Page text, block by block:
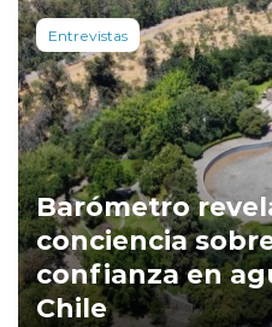
Entrevistas
Barómetro
conciencia
confianza en
Chile